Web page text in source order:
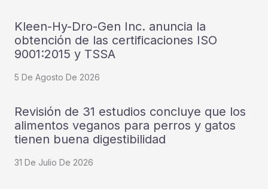
Kleen-Hy-Dro-Gen Inc. anuncia la
obtención de las certificaciones ISO
9001:2015 y TSSA
5 De Agosto De 2026
Revisión de 31 estudios concluye que los
alimentos veganos para perros y gatos
tienen buena digestibilidad
31 De Julio De 2026